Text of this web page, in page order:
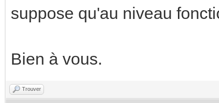
suppose qu'au niveau
Bien à vous.
Trouver